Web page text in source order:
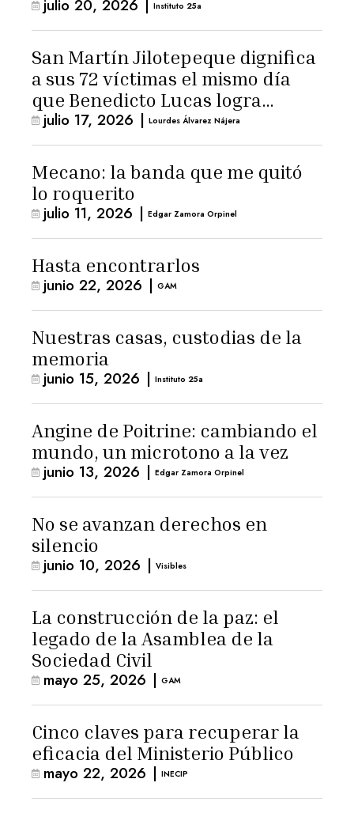
julio 20, 2026 Instituto 25a
San Martín Jilotepeque dignifica
a sus 72 víctimas el mismo día
que Benedicto Lucas logra
arresto domiciliario
julio 17, 2026 | Lourdes Álvarez Nájera
Mecano: la banda que me quitó
lo roquerito
julio 11, 2026 | Edgar Zamora Orpinel
Hasta encontrarlos
junio 22, 2026 | GAM
Nuestras casas, custodias de la
memoria
junio 15, 2026 | Instituto 25a
Angine de Poitrine: cambiando el
mundo, un microtono a la vez
junio 13, 2026 | Edgar Zamora Orpinel
No se avanzan derechos en
silencio
junio 10, 2026 | Visibles
La construcción de la paz: el
legado de la Asamblea de la
Sociedad Civil
mayo 25, 2026 | GAM
Cinco claves para recuperar la
eficacia del Ministerio Público
mayo 22, 2026 | INECIP